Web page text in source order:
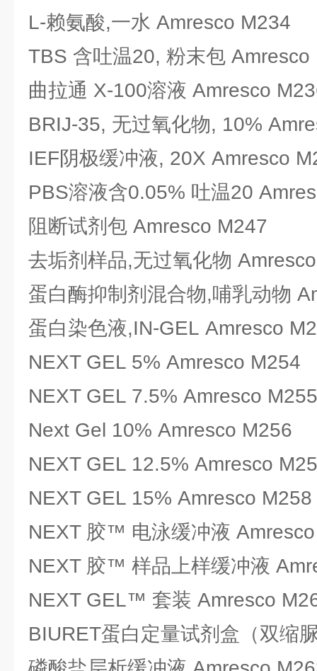
L-赖氨酸,一水 Amresco M234
TBS 含吐温20, 粉末包 Amresco
曲拉通 X-100溶液 Amresco
BRIJ-35, 无过氧化物, 10%
IEF阴极缓冲液, 20X Amresco
PBS溶液含0.05% 吐温20
阻断试剂包 Amresco M247
去垢剂样品,无过氧化物
蛋白酶抑制剂混合物,哺乳动物
蛋白染色液,IN-GEL Amresco
NEXT GEL 5% Amresco M254
NEXT GEL 7.5% Amresco M255
Next Gel 10% Amresco M256
NEXT GEL 12.5% Amresco
NEXT GEL 15% Amresco M258
NEXT 胶™ 电泳缓冲液
NEXT 胶™ 样品上样缓冲液
NEXT GEL™ 套装 Amresco
BIURET蛋白定量试剂盒（双缩